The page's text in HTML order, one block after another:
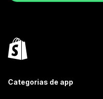
Categorias de app